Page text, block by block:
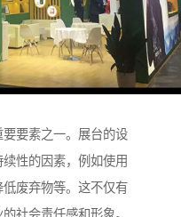
要素之一。展台的设
性的因素，例如使用
废弃物等。这不仅有